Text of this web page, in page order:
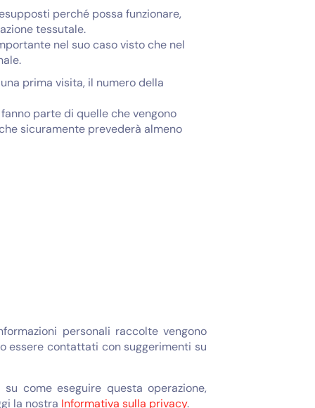
perché possa funzionare,
tessutale.
nel suo caso visto che nel
prima visita, il numero della
parte di quelle che vengono
sicuramente prevederà almeno
personali raccolte vengono
essere contattati con suggerimenti su
come eseguire questa operazione,
la nostra Informativa sulla privacy.